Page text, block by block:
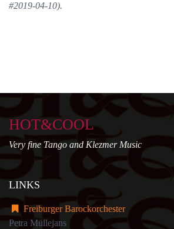
#2019-04-10).
HOT&COOL
Very fine Tango and Klezmer Music
LINKS
Freiburger Barockorchester
Petra Müllejans